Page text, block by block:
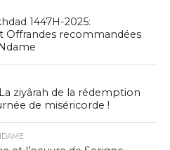
1447H-2025:
Offrandes recommandées
La ziyârah de la rédemption
de miséricorde !